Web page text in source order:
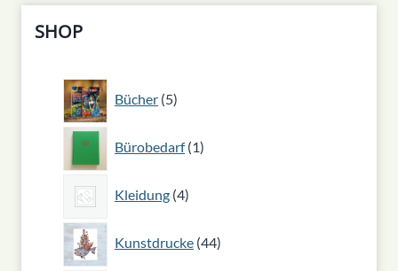
SHOP
Bücher 5
5
Produkte
Bürobedarf 1
1
Produkt
Kleidung 4
4
Produkte
Kunstdrucke 44
44
Produkte